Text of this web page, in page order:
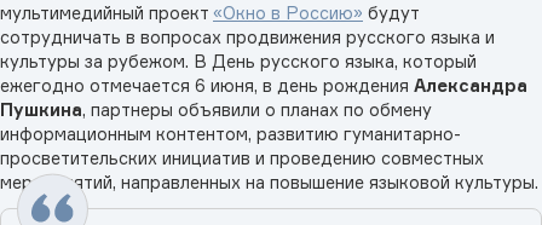
мультимедийный проект «Окно в Россию» будут
сотрудничать в вопросах продвижения русского языка и
культуры за рубежом. В День русского языка, который
ежегодно отмечается 6 июня, в день рождения Александра
Пушкина, партнеры объявили о планах по обмену
информационным контентом, развитию гуманитарно-
просветительских инициатив и проведению совместных
мероприятий, направленных на повышение языковой культуры.